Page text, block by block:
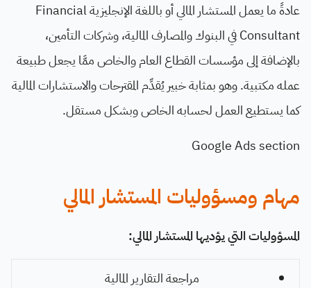
عادةً ما يعمل المستشار المالي أو باللغة الإنجليزية Financial
Consultant في البنوك والمصارف المالية، وشركات التأمين،
بالإضافة إلى مؤسسات القطاع العام والخاص ممَّا يجعل طبيعة
عمله مكتبية. وهو بمثابة خبير يُقدِّم المقترحات والاستشارات المالية
كما يستطيع العمل لحسابه الخاص وبشكل مستقل.
Google Ads section
مهام ومسؤوليات المستشار المالي
المسؤوليات التي يؤديها المستشار المالي:
مراجعة التقارير المالية